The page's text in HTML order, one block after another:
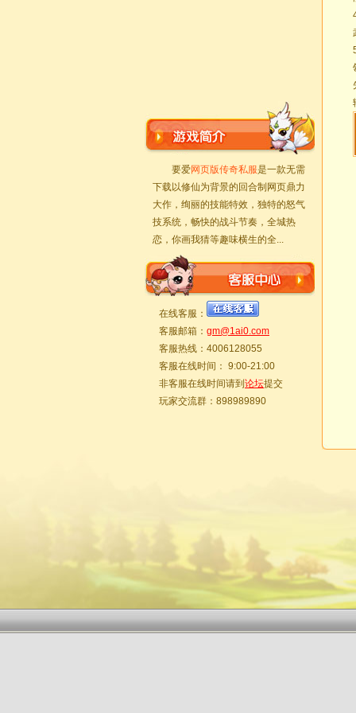
要爱网页版传奇私服是一款无需
下载以修仙为背景的回合制网页鼎力
大作，绚丽的技能特效，独特的怒气
技系统，畅快的战斗节奏，全城热
恋，你画我猜等趣味横生的全...
在线客服：
客服邮箱： gm@1ai0.com
客服热线：4006128055
客服在线时间： 9:00-21:00
非客服在线时间请到 论坛提交
玩家交流群：898989890